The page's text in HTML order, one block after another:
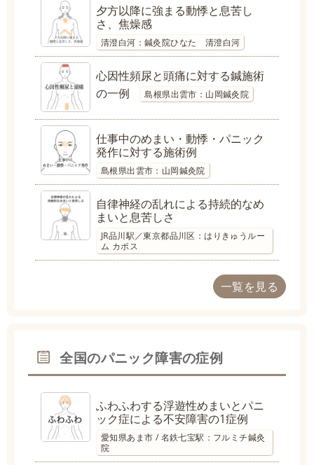
夕方以降に強まる動悸と息苦し
さ、焦燥感
清澄白河：鍼灸院ひなた 清澄白河
心因性頻尿と頭痛に対する鍼施術
の一例
島根県出雲市：山岡鍼灸院
仕事中のめまい・動悸・パニック
発作に対する施術例
島根県出雲市：山岡鍼灸院
自律神経の乱れによる持続的なめ
まいと息苦しさ
JR品川駅／東京都品川区：はりきゅうルー
ム カポス
一覧を見る
全国のパニック障害の症例
ふわふわする浮遊性めまいとパニ
ック症による不安障害の1症例
愛知県あま市 / 名鉄七宝駅：フルミチ鍼灸
院